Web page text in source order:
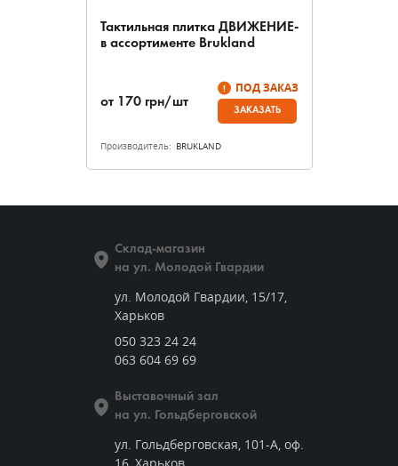
Тактильная плитка ДВИЖЕНИЕ-
в ассортименте Brukland
от 170 грн/шт
ПОД ЗАКАЗ
ЗАКАЗАТЬ
Производитель: BRUKLAND
Склад-магазин
на ул. Молодой Гвардии
ул. Молодой Гвардии, 15/17,
Харьков
050 323 24 24
063 604 69 69
Выставочный зал
на ул. Гольдберговской
ул. Гольдберговская, 101-А, оф.